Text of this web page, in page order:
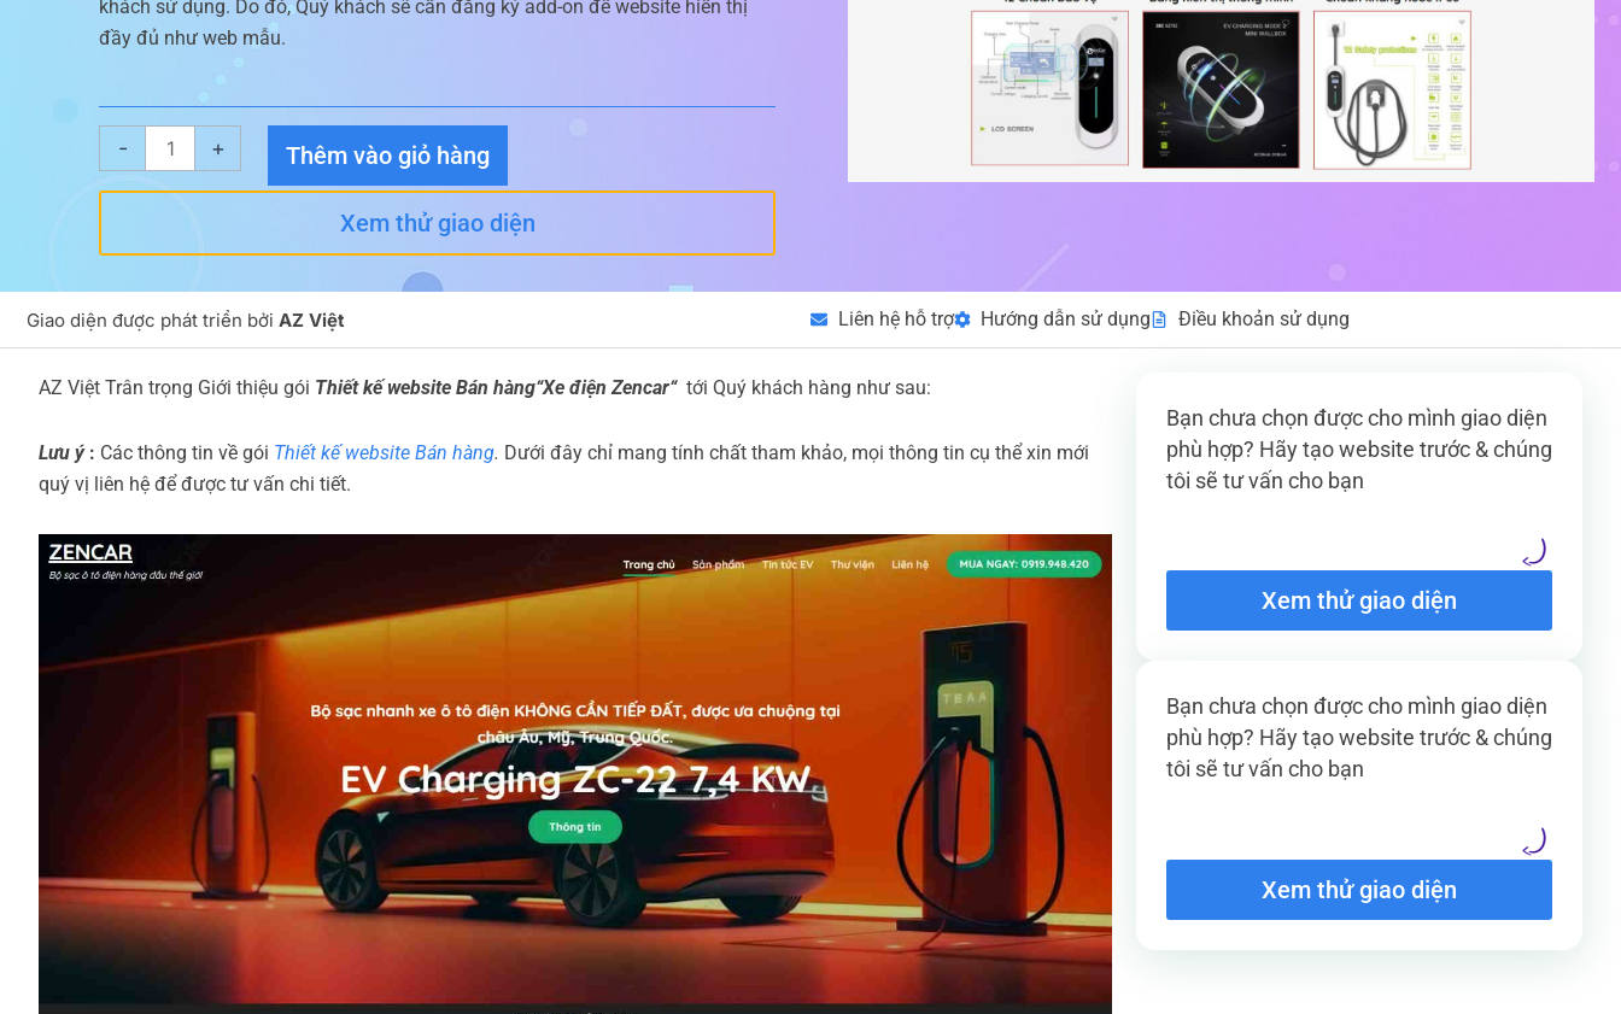
khách sử dụng. Do đó, Quý khách sẽ cần đăng ký add-on để website hiển thị
đầy đủ như web mẫu.
-
diện
website
giới
Zencar
lượng
+ Thêm vào giỏ hàng
Xem thử giao diện
Giao diện được phát triển bởi AZ Việt Liên hệ hỗ trợ Hướng dẫn sử dụng Điều khoản sử dụng
AZ Việt Trân trọng Giới thiệu gói Thiết kế website Bán hàng“Xe điện Zencar“ tới Quý khách hàng như sau:
Lưu ý: Các thông tin về gói Thiết kế website Bán hàng. Dưới đây chỉ mang tính chất tham khảo, mọi thông tin cụ thể xin mới
quý vị liên hệ để được tư vấn chi tiết.
Bạn chưa chọn được cho mình giao diện
phù hợp? Hãy tạo website trước & chúng
tôi sẽ tư vấn cho bạn
Xem thử giao diện
Bạn chưa chọn được cho mình giao diện
phù hợp? Hãy tạo website trước & chúng
tôi sẽ tư vấn cho bạn
Xem thử giao diện